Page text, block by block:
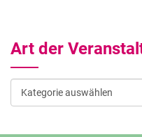
Art der
Art
der
Veranstaltung